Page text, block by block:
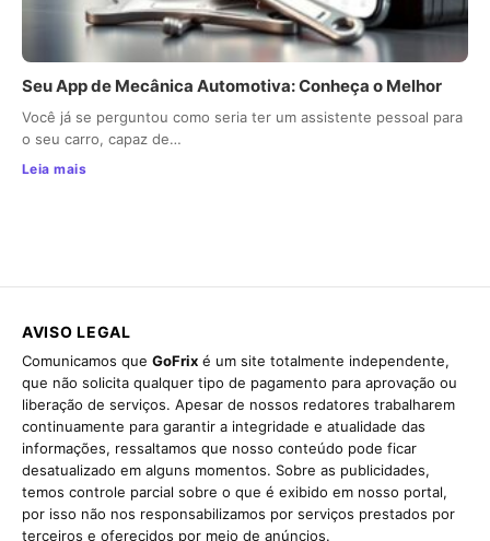
Seu App de Mecânica Automotiva: Conheça o Melhor
Você já se perguntou como seria ter um assistente pessoal para
o seu carro, capaz de…
Leia mais
AVISO LEGAL
Comunicamos que GoFrix é um site totalmente independente,
que não solicita qualquer tipo de pagamento para aprovação ou
liberação de serviços. Apesar de nossos redatores trabalharem
continuamente para garantir a integridade e atualidade das
informações, ressaltamos que nosso conteúdo pode ficar
desatualizado em alguns momentos. Sobre as publicidades,
temos controle parcial sobre o que é exibido em nosso portal,
por isso não nos responsabilizamos por serviços prestados por
terceiros e oferecidos por meio de anúncios.